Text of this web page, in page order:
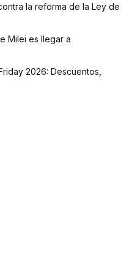
la reforma de la Ley de
Milei es llegar a
2026: Descuentos,